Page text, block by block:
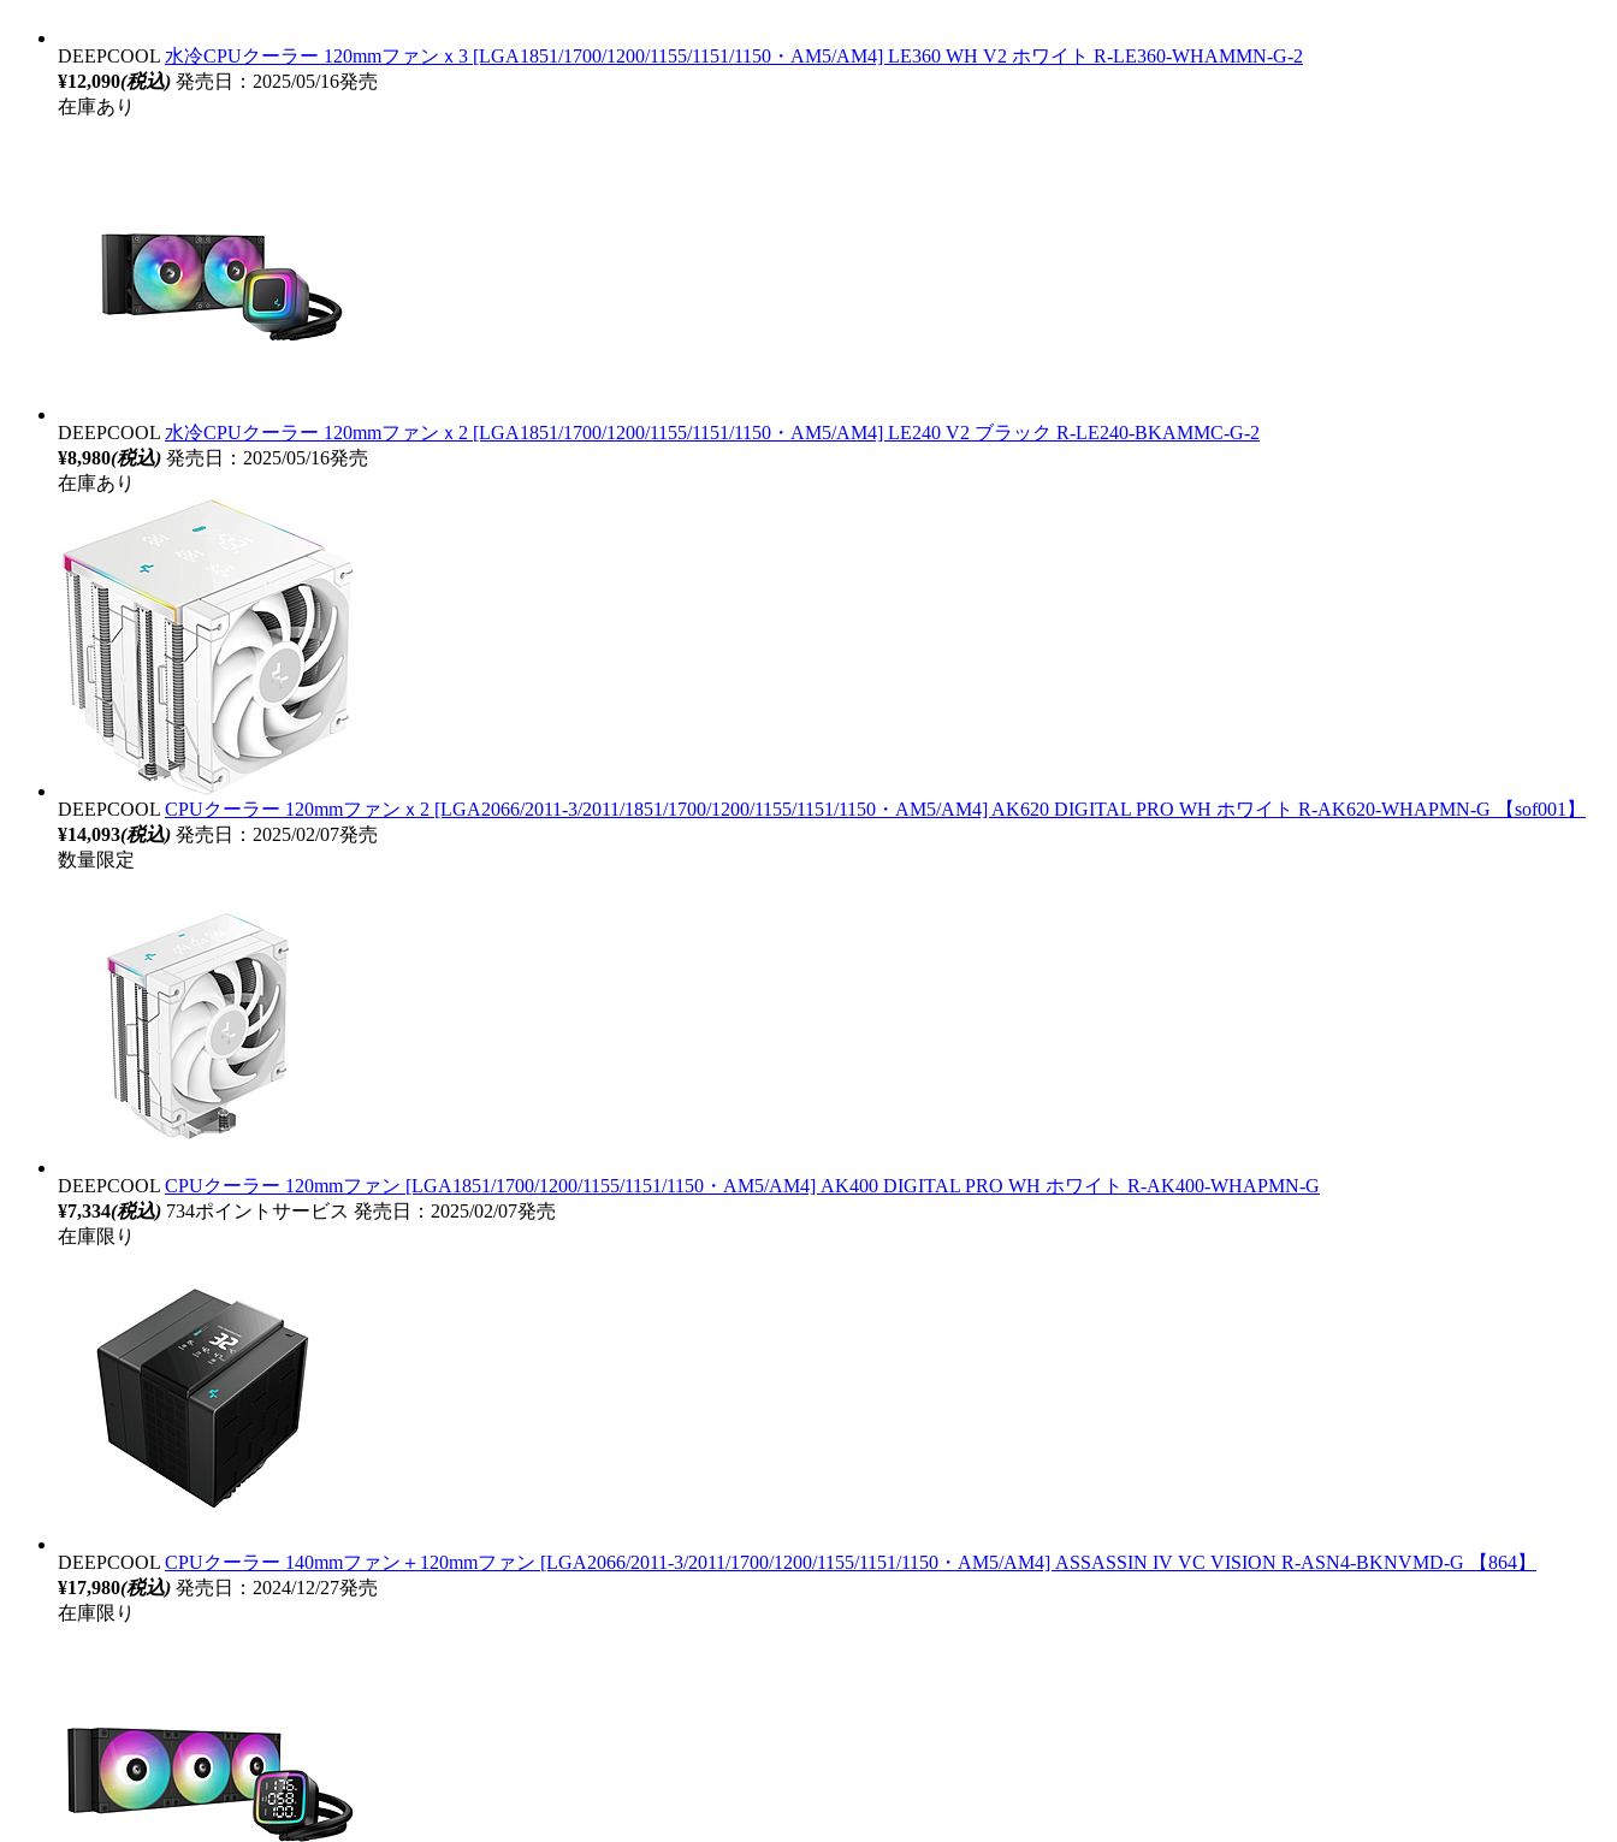
DEEPCOOL 水冷CPUクーラー 120mmファンｘ3 [LGA1851/1700/1200/1155/1151/1150・AM5/AM4] LE360 WH V2 ホワイト R-LE360-WHAMMN-G-2
¥12,090(税込) 発売日：2025/05/16発売
在庫あり
DEEPCOOL 水冷CPUクーラー 120mmファンｘ2 [LGA1851/1700/1200/1155/1151/1150・AM5/AM4] LE240 V2 ブラック R-LE240-BKAMMC-G-2
¥8,980(税込) 発売日：2025/05/16発売
在庫あり
DEEPCOOL CPUクーラー 120mmファンｘ2 [LGA2066/2011-3/2011/1851/1700/1200/1155/1151/1150・AM5/AM4] AK620 DIGITAL PRO WH ホワイト R-AK620-WHAPMN-G 【sof001】
¥14,093(税込) 発売日：2025/02/07発売
数量限定
DEEPCOOL CPUクーラー 120mmファン [LGA1851/1700/1200/1155/1151/1150・AM5/AM4] AK400 DIGITAL PRO WH ホワイト R-AK400-WHAPMN-G
¥7,334(税込) 734ポイントサービス 発売日：2025/02/07発売
在庫限り
DEEPCOOL CPUクーラー 140mmファン＋120mmファン [LGA2066/2011-3/2011/1700/1200/1155/1151/1150・AM5/AM4] ASSASSIN IV VC VISION R-ASN4-BKNVMD-G 【864】
¥17,980(税込) 発売日：2024/12/27発売
在庫限り